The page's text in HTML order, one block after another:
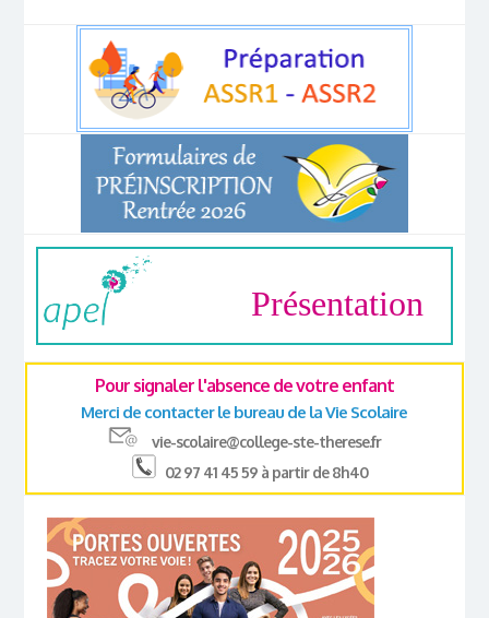
Présentation
Pour signaler l'absence de votre enfant
Merci de contacter le bureau de la Vie Scolaire
vie-scolaire@college-ste-therese.fr
02 97 41 45 59 à partir de 8h40